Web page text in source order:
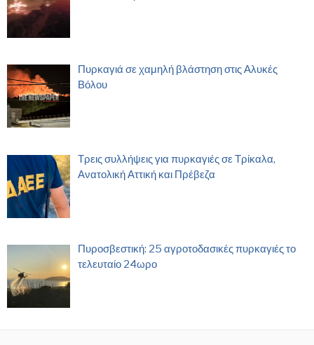
Πυρκαγιά σε χαμηλή βλάστηση στις Αλυκές
Βόλου
Τρεις συλλήψεις για πυρκαγιές σε Τρίκαλα,
Ανατολική Αττική και Πρέβεζα
Πυροσβεστική: 25 αγροτοδασικές πυρκαγιές το
τελευταίο 24ωρο